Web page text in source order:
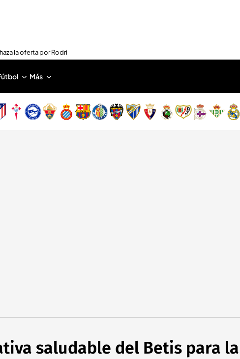
la oferta por Rodri
Más
saludable del Betis para